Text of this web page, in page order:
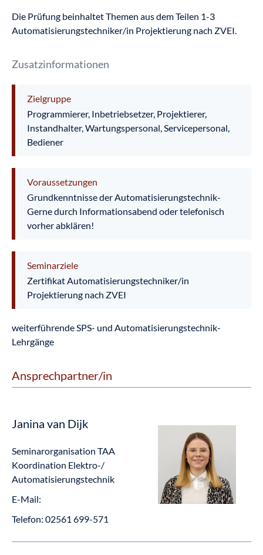
Die Prüfung beinhaltet Themen aus dem Teilen 1-3
Automatisierungstechniker/in Projektierung nach ZVEI.
Zusatzinformationen
Zielgruppe
Programmierer, Inbetriebsetzer, Projektierer,
Instandhalter, Wartungspersonal, Servicepersonal,
Bediener
Voraussetzungen
Grundkenntnisse der Automatisierungstechnik-
Gerne durch Informationsabend oder telefonisch
vorher abklären!
Seminarziele
Zertifikat Automatisierungstechniker/in
Projektierung nach ZVEI
weiterführende SPS- und Automatisierungstechnik-
Lehrgänge
Ansprechpartner/in
Janina van Dijk
Seminarorganisation TAA
Koordination Elektro-/
Automatisierungstechnik
E-Mail:
Telefon: 02561 699-571